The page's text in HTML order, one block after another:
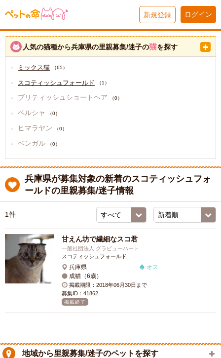
新規登録 ログイン
人気の猫種から兵庫県の里親募集/迷子の猫を探す
ミックス猫 （65）
スコティッシュフォールド （1）
ブリティッシュショートヘア （0）
ペルシャ （0）
ヒマラヤン （0）
ベンガル （0）
兵庫県が募集対象の新着のスコティッシュフォ
ールドの里親募集/迷子情報
1件
甘えん坊で繊細なスコ君
一般社団法人 グラビューハート
スコティッシュフォールド
兵庫県
オス
成猫（6歳）
掲載期限：2018年06月30日まで
募集ID：41862
掲載終了
地域から里親募集/迷子のペットを探す